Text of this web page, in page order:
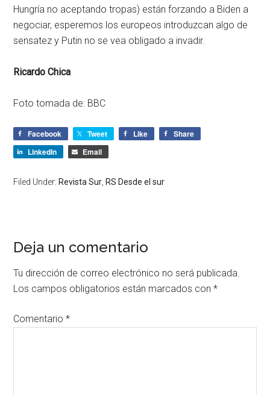
Hungría no aceptando tropas) están forzando a Biden a
negociar, esperemos los europeos introduzcan algo de
sensatez y Putin no se vea obligado a invadir.
Ricardo Chica
Foto tomada de: BBC
Facebook Tweet Like
Share
LinkedIn
Email
Filed Under: Revista Sur RS Desde el sur
Deja un comentario
Tu dirección de correo electrónico no será publicada.
Los campos obligatorios están marcados con*
Comentario*